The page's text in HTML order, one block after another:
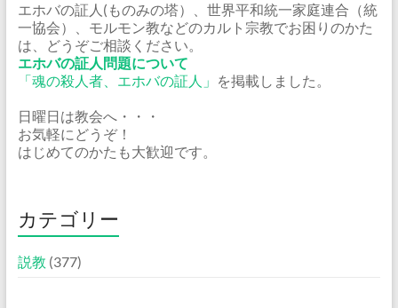
エホバの証人(ものみの塔）、世界平和統一家庭連合（統
一協会）、モルモン教などのカルト宗教でお困りのかた
は、どうぞご相談ください。
エホバの証人問題について
「魂の殺人者、エホバの証人」 を掲載しました。
日曜日は教会へ・・・
お気軽にどうぞ！
はじめてのかたも大歓迎です。
カテゴリー
説教 (377)